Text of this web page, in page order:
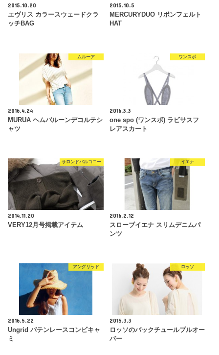
2015.10.20
エヴリス カラースウェードクラ
ッチBAG
2015.10.5
MERCURYDUO リボンフェルト
HAT
ムルーア
2016.4.24
MURUA ヘムバルーンデコルテシ
ャツ
ワンスポ
2016.3.3
one spo (ワンスポ) ラビサスフ
レアスカート
サロンドバルコニー
2014.11.20
VERY12月号掲載アイテム
イエナ
2016.2.12
スローブイエナ スリムデニムパ
ンツ
アングリッド
2016.5.22
Ungrid バテンレースコンビキャ
ミ
ロッソ
2015.3.3
ロッソのバックチュールプルオー
バー